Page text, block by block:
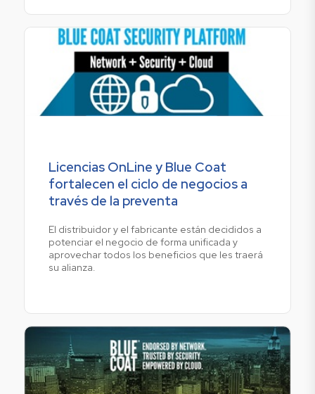
Licencias OnLine y Blue Coat
fortalecen el ciclo de negocios a
través de la preventa
El distribuidor y el fabricante están decididos a
potenciar el negocio de forma unificada y
aprovechar todos los beneficios que les traerá
su alianza.